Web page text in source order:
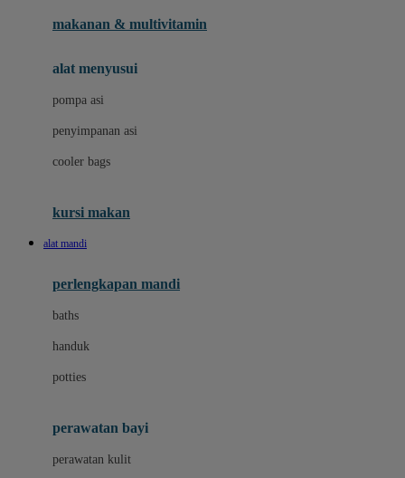
Jurassic World
Kumon
Leapfrog
London Taxi
Love To Dream
makanan & multivitamin
alat menyusui
pompa asi
penyimpanan asi
cooler bags
kursi makan
alat mandi
perlengkapan mandi
baths
handuk
potties
perawatan bayi
perawatan kulit